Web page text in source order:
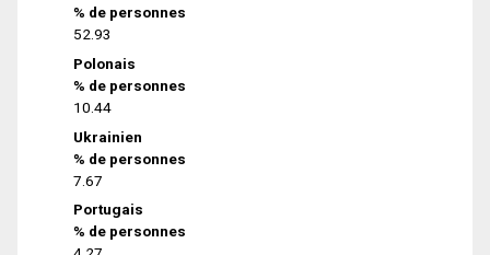
% de personnes
52.93
Polonais
% de personnes
10.44
Ukrainien
% de personnes
7.67
Portugais
% de personnes